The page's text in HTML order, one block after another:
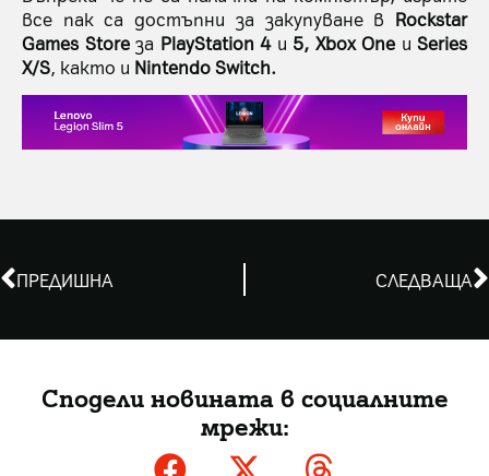
все пак са достъпни за закупуване в Rockstar
Games Storeза PlayStation 4и 5, Xbox One и Series
X/S, както и Nintendo Switch.
ПРЕДИШНА СЛЕДВАЩА
Сподели новината в социалните
мрежи: